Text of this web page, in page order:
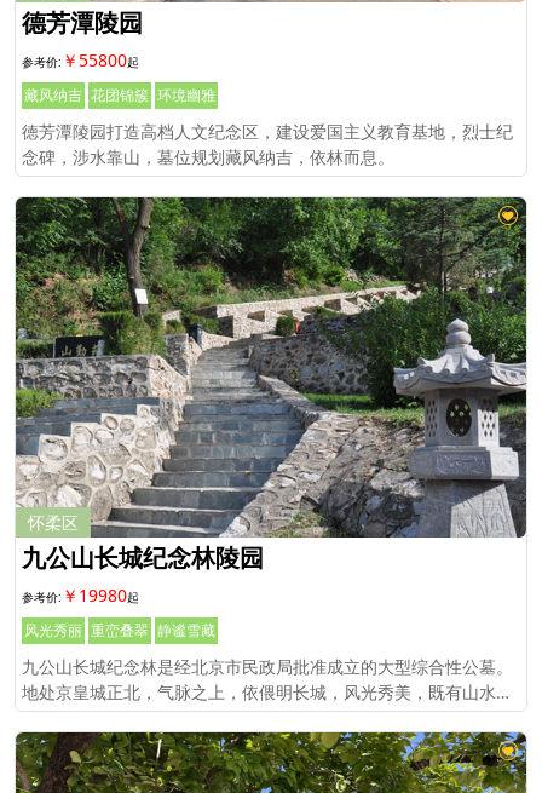
德芳潭陵园
￥55800
藏风纳吉 花团锦簇 环境幽雅
徳芳潭陵园打造高档人文纪念区，建设爱国主义教育基地，烈士纪
念碑，涉水靠山，墓位规划藏风纳吉，依林而息。
怀柔区
九公山长城纪念林陵园
￥19980
风光秀丽 重峦叠翠 静谧雪藏
九公山长城纪念林是经北京市民政局批准成立的大型综合性公墓。
地处京皇城正北，气脉之上，依偎明长城，风光秀美，既有山水朝
贡之灵气，又有地蕴天泽之境界。